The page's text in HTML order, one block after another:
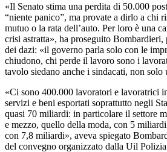
«Il Senato stima una perdita di 50.000
“niente panico”, ma provate a dirlo a chi
mutuo o la rata dell’auto. Per loro è una
crisi astratta», ha proseguito Bombardieri,
dei dazi: «il governo parla solo con le
chiudono, chi perde il lavoro sono i
tavolo siedano anche i sindacati, non solo
«Ci sono 400.000 lavoratori e lavoratrici
servizi e beni esportati soprattutto negli
quasi 70 miliardi: in particolare il settore
e mezzo, quello della moda, con 5
con 7,8 miliardi», aveva spiegato
del convegno organizzato dalla Uil